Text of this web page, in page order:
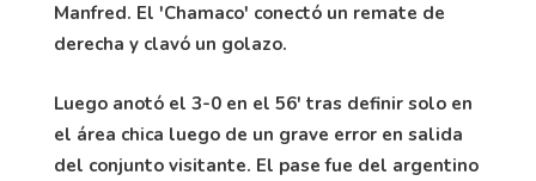
Manfred. El 'Chamaco' conectó un remate de
derecha y clavó un golazo.
Luego anotó el 3-0 en el 56' tras definir solo en
el área chica luego de un grave error en salida
del conjunto visitante. El pase fue del argentino